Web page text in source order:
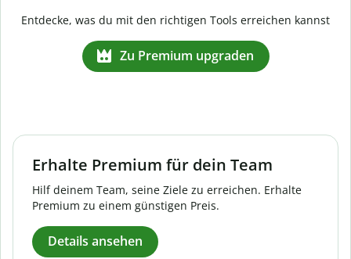
Entdecke, was du mit den richtigen Tools erreichen kannst
Zu Premium upgraden
Erhalte Premium für dein Team
Hilf deinem Team, seine Ziele zu erreichen. Erhalte
Premium zu einem günstigen Preis.
Details ansehen